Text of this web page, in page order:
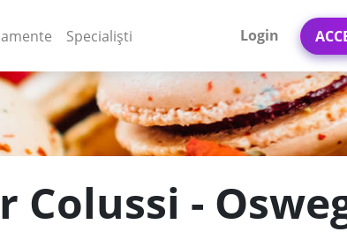
Specialiști Login
-